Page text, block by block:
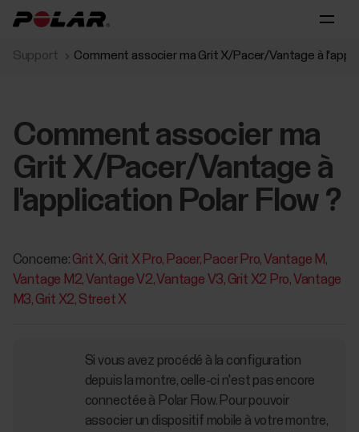
Support Comment associer ma Grit X/Pacer/Vantage à
Comment associer ma
Grit X/Pacer/Vantage à
l'application Polar Flow ?
Concerne: Grit X Grit X Pro Pacer Pacer Pro Vantage M
Vantage M2 Vantage V2 Vantage V3 Grit X2 Pro Vantage
M3 Grit X2 Street X
Si vous avez procédé à la configuration
depuis la montre, celle-ci n'est pas encore
connectée à Polar Flow. Pour pouvoir
associer un dispositif mobile à votre montre,